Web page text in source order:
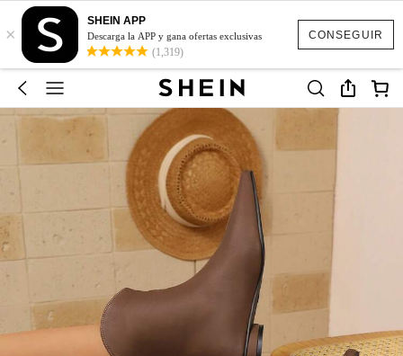
CONSEGUIR
×
SHEIN APP
Descarga la APP y gana ofertas exclusivas
(1,319)